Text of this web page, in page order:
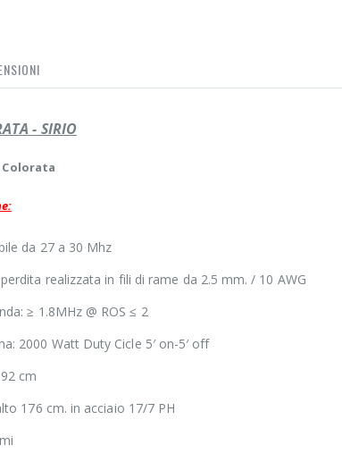
- SIRIO
Colorata
da 27 a 30 Mhz
realizzata in fili di rame da 2.5 mm. / 10 AWG
≥ 1.8MHz @ ROS ≤ 2
2000 Watt Duty Cicle 5′ on-5′ off
cm
176 cm. in acciaio 17/7 PH